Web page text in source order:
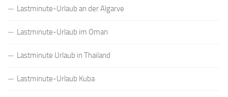
Lastminute-Urlaub an der Algarve
Lastminute-Urlaub im Oman
Lastminute Urlaub in Thailand
Lastminute-Urlaub Kuba